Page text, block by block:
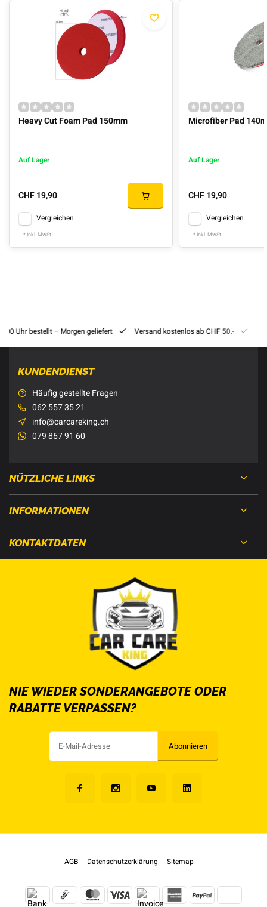
Heavy Cut Foam Pad 150mm
Auf Lager
CHF 19,90
Vergleichen
* Inkl. MwSt.
Microfiber Pad
Auf Lager
CHF 19,90
Vergleichen
* Inkl. MwSt.
Uhr bestellt – Morgen geliefert Versand kostenlos ab CHF 50.-
KUNDENDIENST
Häufig gestellte Fragen
062 557 35 21
info@carcareking.ch
079 867 91 60
NÜTZLICHE LINKS
INFORMATIONEN
KONTAKTDATEN
NIE WIEDER SONDERANGEBOTE ODER
RABATTE VERPASSEN?
Abonnieren
AGB Datenschutzerklärung Sitemap